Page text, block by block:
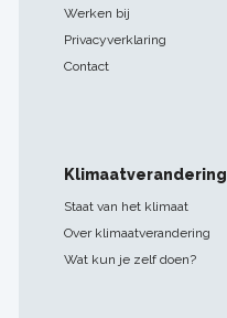
Werken bij
Privacyverklaring
Contact
Klimaatverandering
Staat van het klimaat
Over klimaatverandering
Wat kun je zelf doen?